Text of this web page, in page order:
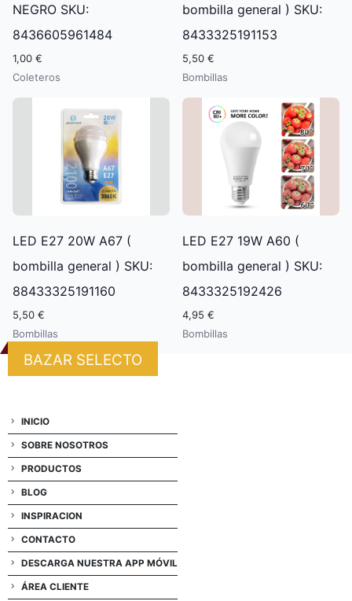
NEGRO SKU:
8436605961484
1,00 €
Coleteros
bombilla general ) SKU:
8433325191153
5,50 €
Bombillas
LED E27 20W A67 (
bombilla general ) SKU:
88433325191160
5,50 €
Bombillas
LED E27 19W A60 (
bombilla general ) SKU:
8433325192426
4,95 €
Bombillas
BAZAR SELECTO
INICIO
SOBRE NOSOTROS
PRODUCTOS
BLOG
INSPIRACION
CONTACTO
DESCARGA NUESTRA APP MÓVIL
ÁREA CLIENTE